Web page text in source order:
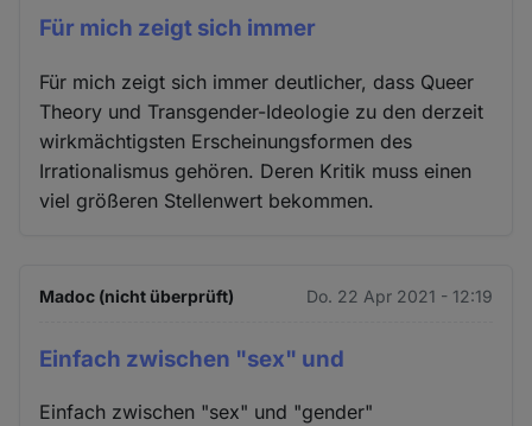
Für mich zeigt sich immer
Für mich zeigt sich immer deutlicher, dass Queer
Theory und Transgender-Ideologie zu den derzeit
wirkmächtigsten Erscheinungsformen des
Irrationalismus gehören. Deren Kritik muss einen
viel größeren Stellenwert bekommen.
Madoc (nicht überprüft) Do. 22 Apr 2021 - 12:19
Einfach zwischen "sex" und
Einfach zwischen "sex" und "gender"